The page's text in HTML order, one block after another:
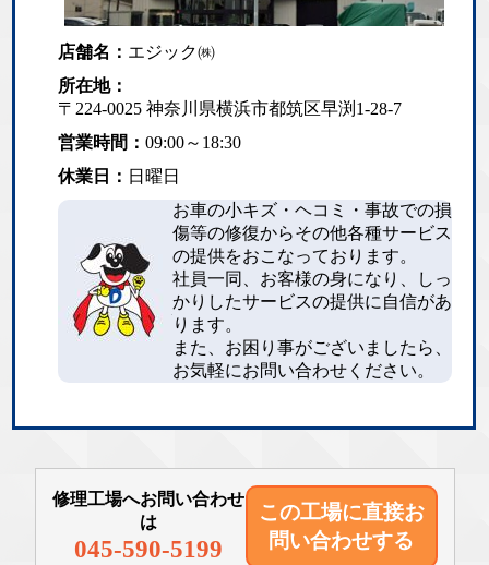
店舗名： エジック㈱
所在地：
〒224-0025 神奈川県横浜市都筑区早渕1-28-7
営業時間：09:00～18:30
休業日： 日曜日
お車の小キズ・ヘコミ・事故での損
傷等の修復からその他各種サービス
の提供をおこなっております。
社員一同、お客様の身になり、しっ
かりしたサービスの提供に自信があ
ります。
また、お困り事がございましたら、
お気軽にお問い合わせください。
修理工場へお問い合わせ
は
045-590-5199
この工場に直接お
問い合わせする